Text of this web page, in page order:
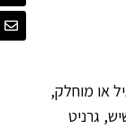
או מוחלק,
גרניט